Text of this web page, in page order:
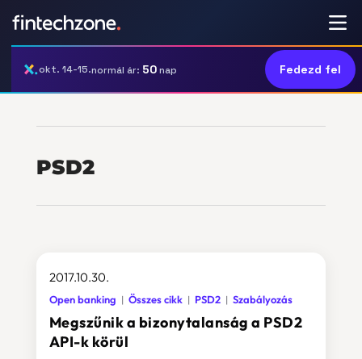
okt. 14-15.normál ár: 50nap Fedezd fel
PSD2
Megszűnik a bizonytalanság a PSD2
API-k körül
2017.10.30.
Open banking Összes cikk PSD2 Szabályozás